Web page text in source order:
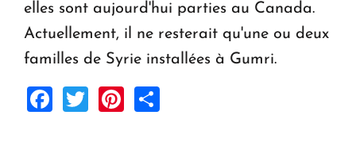
elles sont aujourd'hui parties au Canada.
Actuellement, il ne resterait qu'une ou deux
familles de Syrie installées à Gumri.
Facebook
TwitterPinterest